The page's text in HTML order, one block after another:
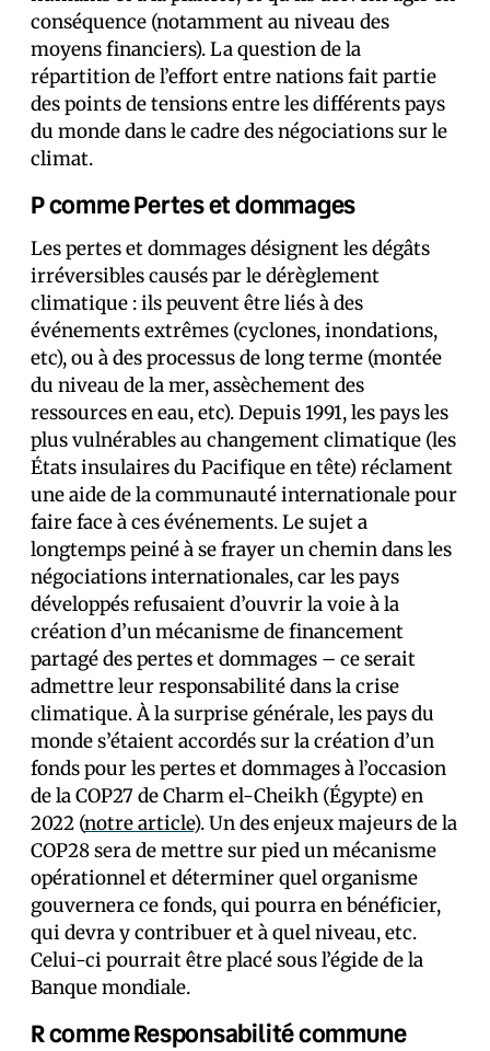
conséquence (notamment au niveau des
moyens financiers). La question de la
répartition de l’effort entre nations fait partie
des points de tensions entre les différents pays
du monde dans le cadre des négociations sur le
climat.
P comme Pertes et dommages
Les pertes et dommages désignent les dégâts
irréversibles causés par le dérèglement
climatique : ils peuvent être liés à des
événements extrêmes (cyclones, inondations,
etc), ou à des processus de long terme (montée
du niveau de la mer, assèchement des
ressources en eau, etc). Depuis 1991, les pays les
plus vulnérables au changement climatique (les
États insulaires du Pacifique en tête) réclament
une aide de la communauté internationale pour
faire face à ces événements. Le sujet a
longtemps peiné à se frayer un chemin dans les
négociations internationales, car les pays
développés refusaient d’ouvrir la voie à la
création d’un mécanisme de financement
partagé des pertes et dommages – ce serait
admettre leur responsabilité dans la crise
climatique. À la surprise générale, les pays du
monde s’étaient accordés sur la création d’un
fonds pour les pertes et dommages à l’occasion
de la COP27 de Charm el-Cheikh (Égypte) en
2022 (notre article). Un des enjeux majeurs de la
COP28 sera de mettre sur pied un mécanisme
opérationnel et déterminer quel organisme
gouvernera ce fonds, qui pourra en bénéficier,
qui devra y contribuer et à quel niveau, etc.
Celui-ci pourrait être placé sous l’égide de la
Banque mondiale.
R comme Responsabilité commune